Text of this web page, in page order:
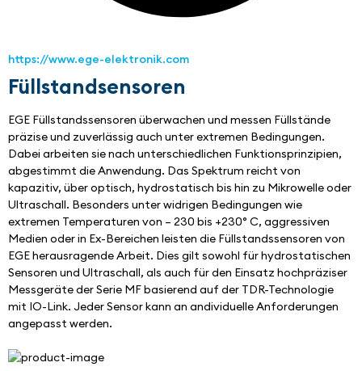
https://www.ege-elektronik.com
Füllstandsensoren
EGE Füllstandssensoren überwachen und messen Füllstände
präzise und zuverlässig auch unter extremen Bedingungen.
Dabei arbeiten sie nach unterschiedlichen Funktionsprinzipien,
abgestimmt die Anwendung. Das Spektrum reicht von
kapazitiv, über optisch, hydrostatisch bis hin zu Mikrowelle oder
Ultraschall. Besonders unter widrigen Bedingungen wie
extremen Temperaturen von – 230 bis +230° C, aggressiven
Medien oder in Ex-Bereichen leisten die Füllstandssensoren von
EGE herausragende Arbeit. Dies gilt sowohl für hydrostatischen
Sensoren und Ultraschall, als auch für den Einsatz hochpräziser
Messgeräte der Serie MF basierend auf der TDR-Technologie
mit IO-Link. Jeder Sensor kann an andividuelle Anforderungen
angepasst werden.